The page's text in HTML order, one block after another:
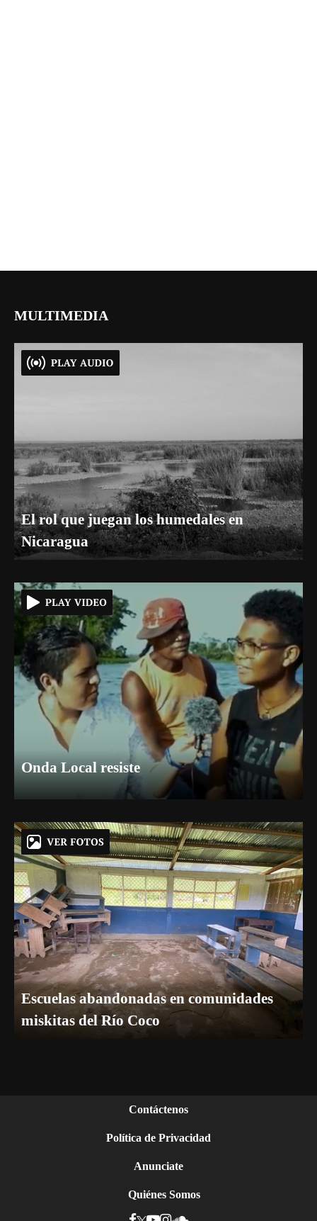
MULTIMEDIA
El rol que juegan los humedales en
Nicaragua
Onda Local resiste
Escuelas abandonadas en comunidades
miskitas del Río Coco
Contáctenos
Política de Privacidad
Anunciate
Quiénes Somos